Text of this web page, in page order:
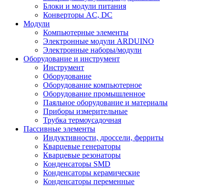
Блоки и модули питания
Конверторы AC, DC
Модули
Компьютерные элементы
Электронные модули ARDUINO
Электронные наборы/модули
Оборудование и инструмент
Инструмент
Оборудование
Оборудование компьютерное
Оборудование промышленное
Паяльное оборудование и материалы
Приборы измерительные
Трубка термоусадочная
Пассивные элементы
Индуктивности, дроссели, ферриты
Кварцевые генераторы
Кварцевые резонаторы
Конденсаторы SMD
Конденсаторы керамические
Конденсаторы переменные